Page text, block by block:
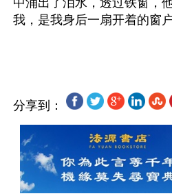
中涌出了泪水，透过铁窗，
我，是我身后一扇开着的窗
分享到：